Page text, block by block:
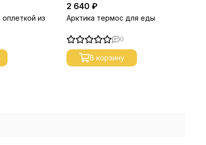
из
2 640 ₽
Арктика термос для еды
0
В корзину